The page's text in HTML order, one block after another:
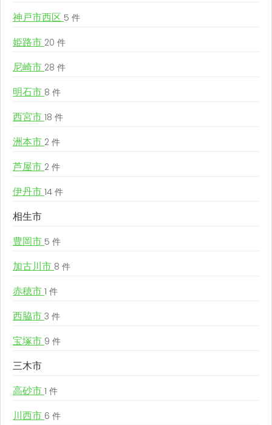
神戸市西区 5 件
姫路市 20 件
尼崎市 28 件
明石市 8 件
西宮市 18 件
洲本市 2 件
芦屋市 2 件
伊丹市 14 件
相生市
豊岡市 5 件
加古川市 8 件
赤穂市 1 件
西脇市 3 件
宝塚市 9 件
三木市
高砂市 1 件
川西市 6 件